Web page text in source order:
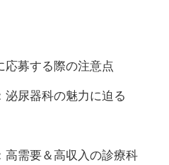
応募する際の注意点
尿器科の魅力に迫る
高需要＆高収入の診療科